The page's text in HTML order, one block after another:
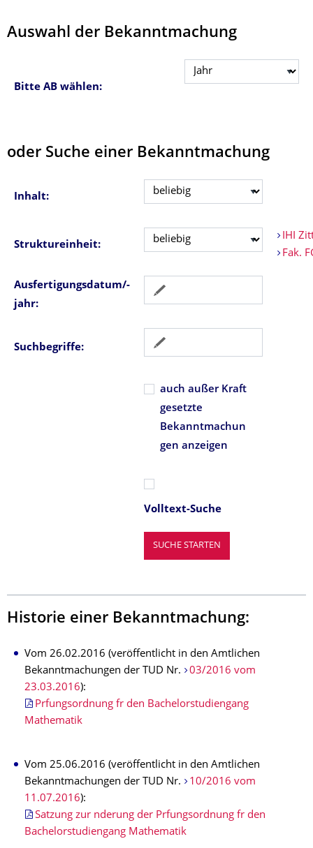
Auswahl der Bekanntmachung
Bitte AB wählen:
oder Suche einer Bekanntmachung
Inhalt:
Struktureinheit:
IHI
Fak.
Ausfertigungsdatum/-
jahr:
Suchbegriffe:
auch außer Kraft
gesetzte
Bekanntmachun
gen anzeigen
Volltext-Suche
Historie einer Bekanntmachung:
Vom 26.02.2016 (veröffentlicht in den Amtlichen
Bekanntmachungen der TUD Nr.
03/2016 vom
23.03.2016):
Prfungsordnung fr den Bachelorstudiengang
Mathematik
Vom 25.06.2016 (veröffentlicht in den Amtlichen
Bekanntmachungen der TUD Nr.
10/2016 vom
11.07.2016):
Satzung zur nderung der Prfungsordnung fr den
Bachelorstudiengang Mathematik